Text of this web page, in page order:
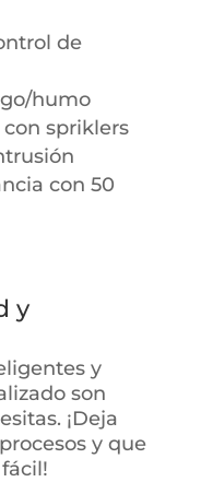
de
humo
spriklers
con 50
y
y
son
¡Deja
y que